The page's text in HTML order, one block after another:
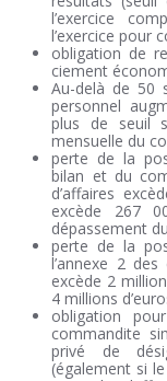
l’exercice
l’exercice pour
obligation de
ciement
Au-delà de 50
personnel
plus de seuil
mensuelle du
perte de la
bilan et du
d’affaires
excède 267
dépassement
perte de la
l’annexe 2
excède 2
4 millions
obligation
commandite
privé de
(également si